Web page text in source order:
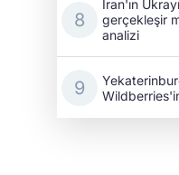
İran'ın
gerçekleşir
analizi